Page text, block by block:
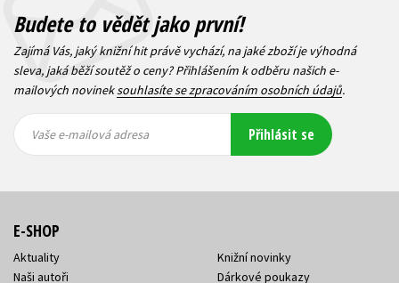
Budete to vědět jako první!
Zajímá Vás, jaký knižní hit právě vychází, na jaké zboží je výhodná
sleva, jaká běží soutěž o ceny? Přihlášením k odběru našich e-
mailových novineksouhlasíte se zpracováním osobních údajů.
mailová
mailová
Vaše e-mailová adresa Přihlásit se
E-SHOP
Aktuality
Naši autoři
Knižní novinky
Dárkové poukazy